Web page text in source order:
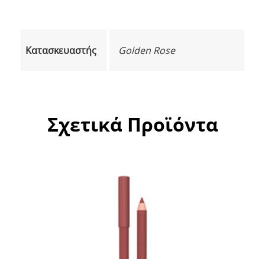
Κατασκευαστής Golden Rose
Σχετικά Προϊόντα